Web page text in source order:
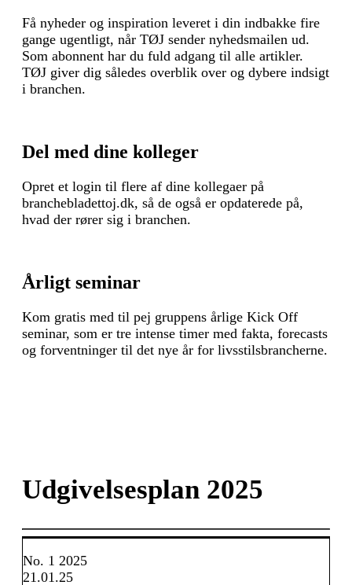
Få nyheder og inspiration leveret i din indbakke fire
gange ugentligt, når TØJ sender nyhedsmailen ud.
Som abonnent har du fuld adgang til alle artikler.
TØJ giver dig således overblik over og dybere indsigt
i branchen.
Del med dine kolleger
Opret et login til flere af dine kollegaer på
branchebladettoj.dk, så de også er opdaterede på,
hvad der rører sig i branchen.
Årligt seminar
Kom gratis med til pej gruppens årlige Kick Off
seminar, som er tre intense timer med fakta, forecasts
og forventninger til det nye år for livsstilsbrancherne.
Udgivelsesplan 2025
No. 1 2025
21.01.25